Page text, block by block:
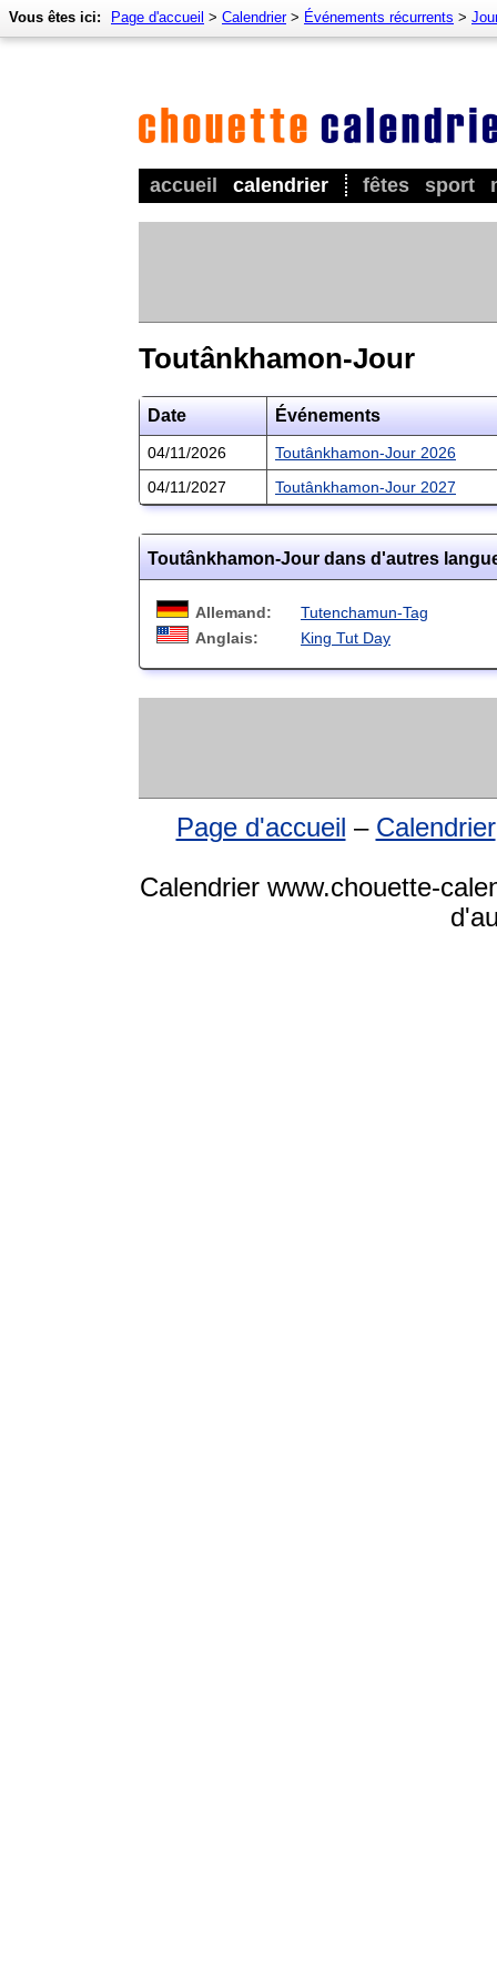
accueil calendrier fêtes sport
Vous êtes ici: Page d'accueil > Calendrier> Événements récurrents >
Toutânkhamon-Jour
Date Événements
04/11/2026
Toutânkhamon-Jour 2026
04/11/2027
Toutânkhamon-Jour 2027
Toutânkhamon-Jour dans d'autres
Allemand:
Tutenchamun-Tag
Anglais:
King Tut Day
Page d'accueil – Calendrier
Calendrier www.chouette-